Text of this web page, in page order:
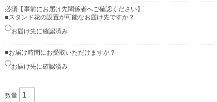
必須【事前にお届け先関係者へご確認ください】
■スタンド花の設置が可能なお届け先ですか？
お届け先に確認済み
■お届け時間にお受取いただけますか？
お届け先に確認済み
数量